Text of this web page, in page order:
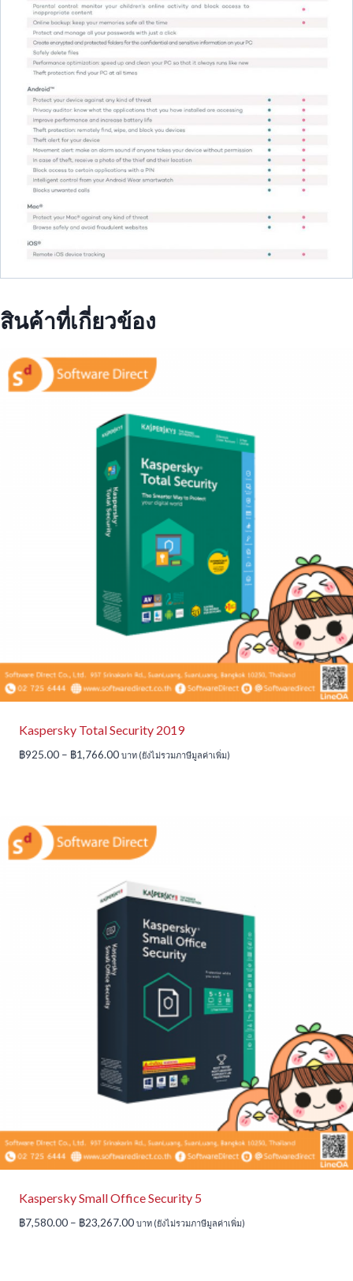
สินค้าที่เกี่ยวข้อง
Kaspersky Total Security 2019
฿925.00 – ฿1,766.00Price
บาท (ยังไม่รวมภาษีมูลค่าเพิ่ม)
Kaspersky Small Office Security 5
฿7,580.00 – ฿23,267.00Price
บาท (ยังไม่รวมภาษีมูลค่าเพิ่ม)